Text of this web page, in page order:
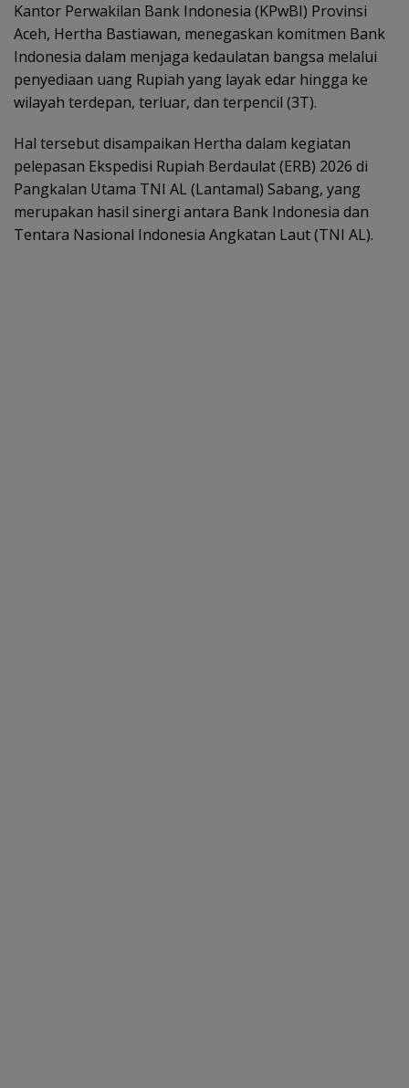
Kantor Perwakilan Bank Indonesia (KPwBI) Provinsi
Aceh, Hertha Bastiawan, menegaskan komitmen Bank
Indonesia dalam menjaga kedaulatan bangsa melalui
penyediaan uang Rupiah yang layak edar hingga ke
wilayah terdepan, terluar, dan terpencil (3T).
Hal tersebut disampaikan Hertha dalam kegiatan
pelepasan Ekspedisi Rupiah Berdaulat (ERB) 2026 di
Pangkalan Utama TNI AL (Lantamal) Sabang, yang
merupakan hasil sinergi antara Bank Indonesia dan
Tentara Nasional Indonesia Angkatan Laut (TNI AL).